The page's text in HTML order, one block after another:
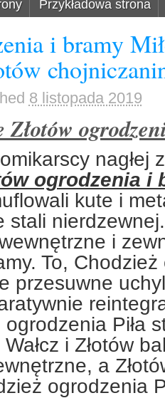
Przykładowa strona
i bramy
8 listopada 2019
Złotów
nagłej
ogrodzenia i
kute i
stali nierdzewnej.
i
To, Chodzież
przesuwne
Piła
i Złotów
a
ogrodzenia